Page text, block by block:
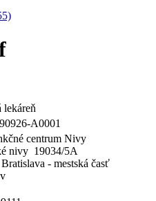
lekáreň
A0001
centrum Nivy
nivy 19034/5A
- mestská časť